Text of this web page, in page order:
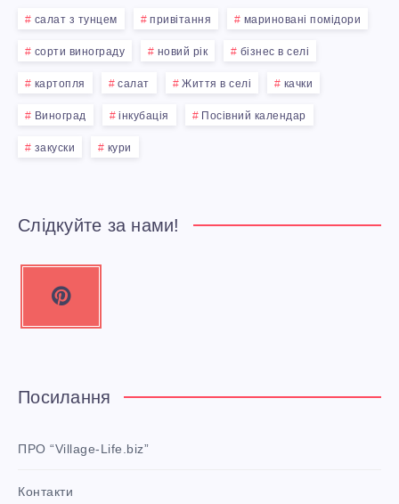
салат з тунцем привітання мариновані помідори
сорти винограду новий рік бізнес в селі
картопля салат Життя в селі качки
Виноград інкубація Посівний календар
закуски кури
Слідкуйте за нами!
e
e
Посилання
ПРО “Village-Life.biz”
Контакти